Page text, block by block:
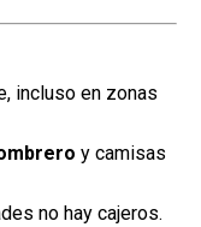
incluso en zonas
y camisas
no hay cajeros.